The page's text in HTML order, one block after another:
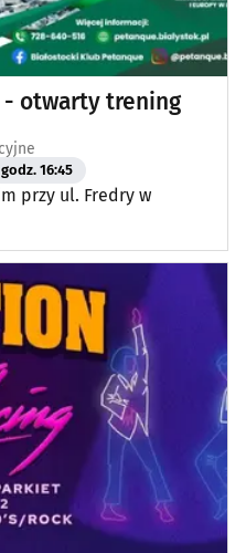
- otwarty trening
godz. 16:45
przy ul. Fredry w